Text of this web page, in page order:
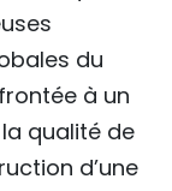
du
à un
qualité de
d’une